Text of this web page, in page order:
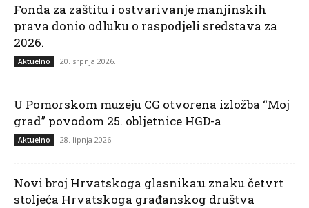
Fonda za zaštitu i ostvarivanje manjinskih
prava donio odluku o raspodjeli sredstava za
2026.
Aktuelno 20. srpnja 2026.
U Pomorskom muzeju CG otvorena izložba “Moj
grad” povodom 25. obljetnice HGD-a
Aktuelno 28. lipnja 2026.
Novi broj Hrvatskoga glasnika:u znaku četvrt
stoljeća Hrvatskoga građanskog društva